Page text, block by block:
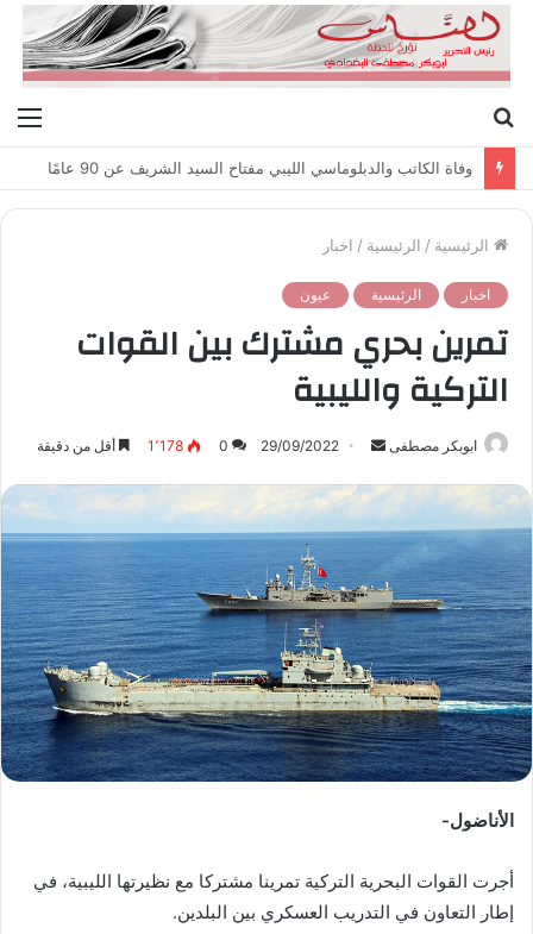
عن
وفاة الكاتب والدبلوماسي الليبي مفتاح السيد الشريف عن 90 عامًا
الرئيسية / الرئيسية / اخبار
اخبار الرئيسية عيون
تمرين بحري مشترك بين القوات
التركية والليبية
ابوبكر مصطفى
س
ل
ب
ر
ي
د
ا
إ
ل
ك
ت
29/09/2022
0 1٬178 أقل من دقيقة
الأناضول-
أجرت القوات البحرية التركية تمرينا مشتركا مع نظيرتها الليبية، في
إطار التعاون في التدريب العسكري بين البلدين.